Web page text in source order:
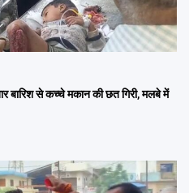
से कच्चे मकान की छत गिरी, मलबे में